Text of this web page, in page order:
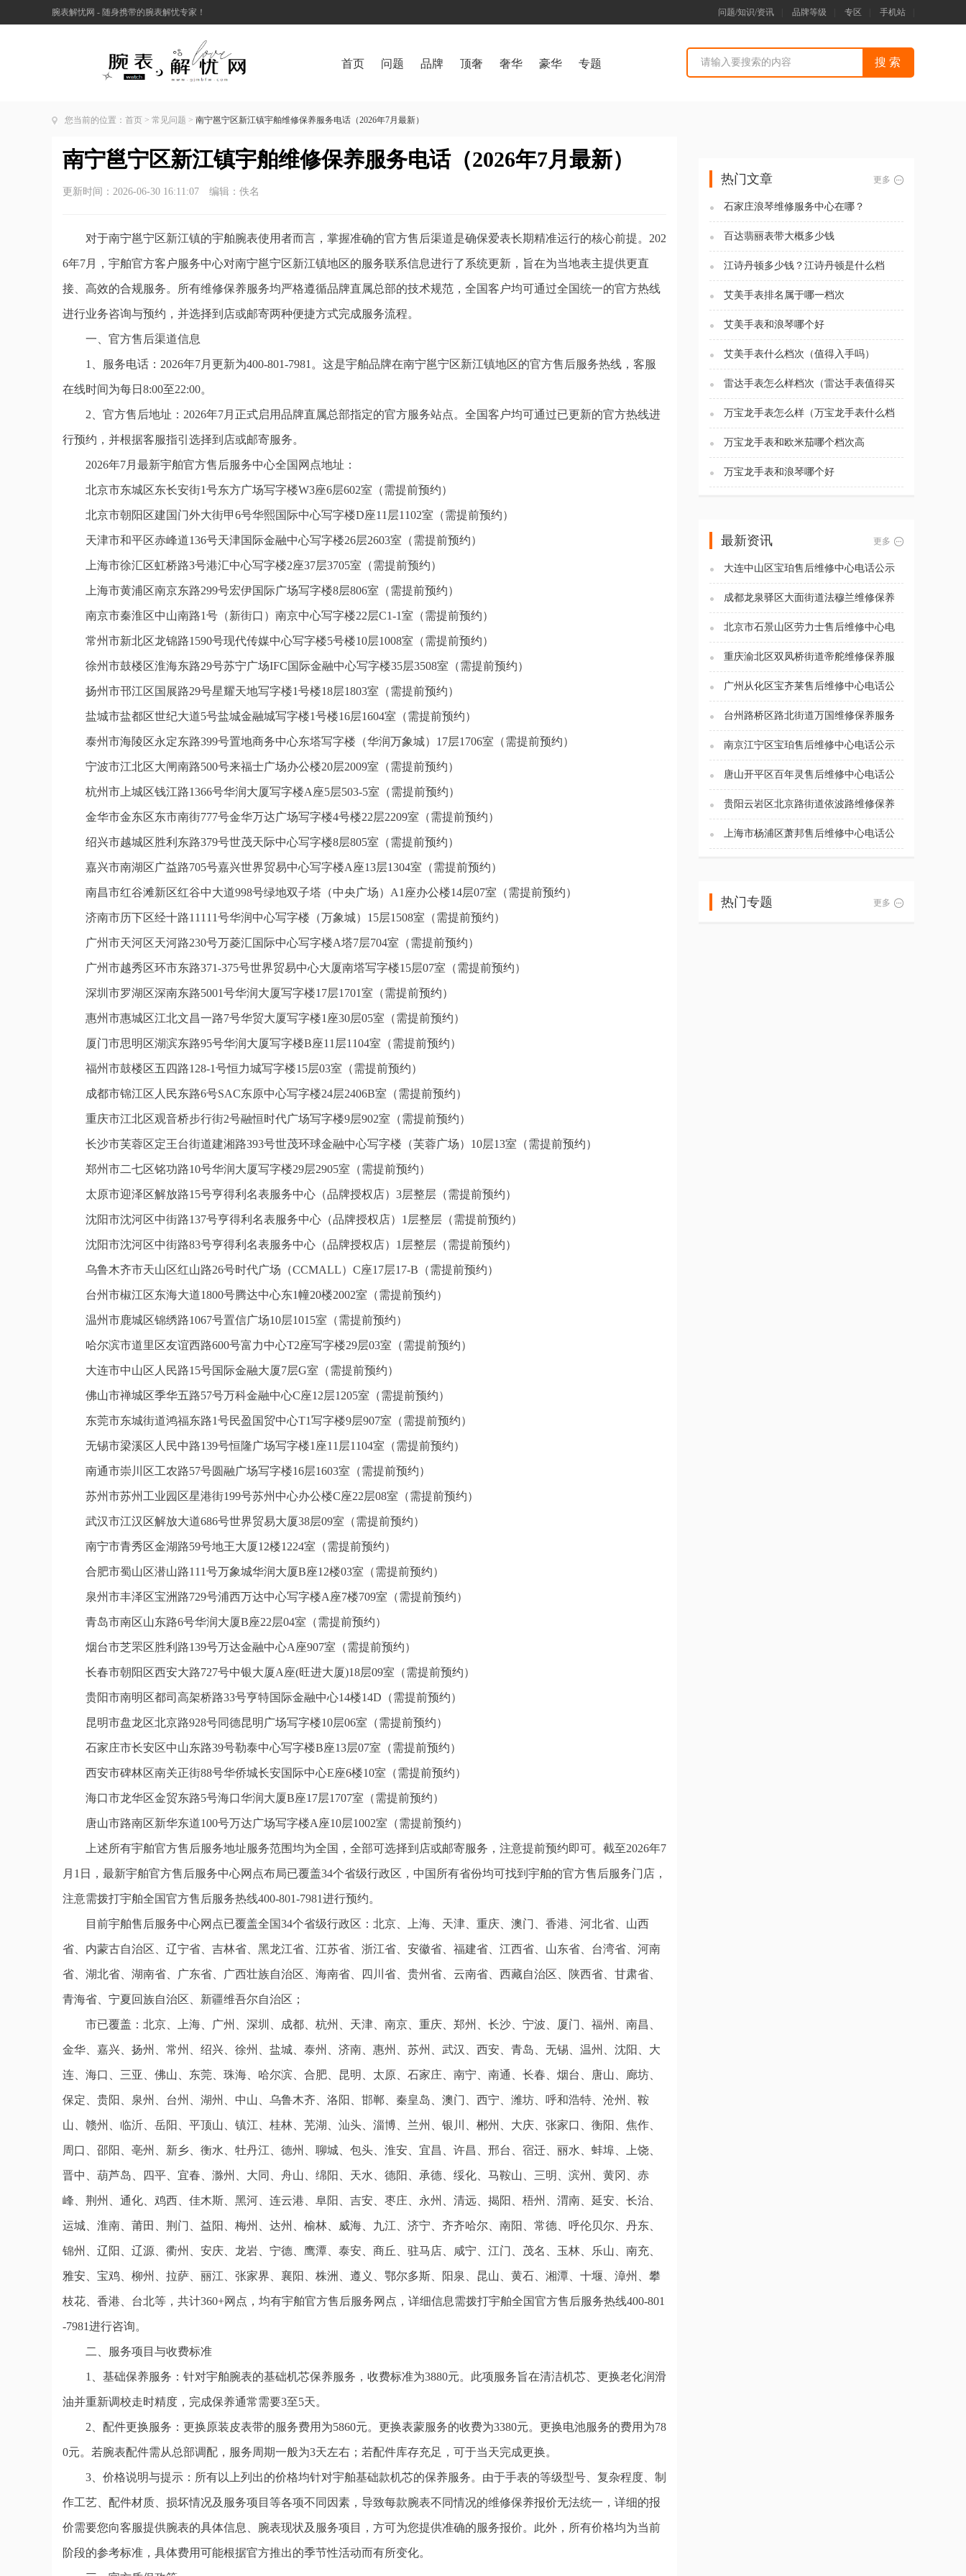
腕表解忧网 - 随身携带的腕表解忧专家！ 问题/知识/资讯 品牌等级 专区 手机站
首页 问题 品牌 顶奢 奢华 豪华 专题
您当前的位置： 首页 > 常见问题 > 南宁邕宁区新江镇宇舶维修保养服务电话（2026年7月最新）
南宁邕宁区新江镇宇舶维修保养服务电话（2026年7月最新）
更新时间：2026-06-30 16:11:07 编辑：佚名
对于南宁邕宁区新江镇的宇舶腕表使用者而言，掌握准确的官方售后渠道是确保爱表长期精准运行的核心前提。202
6年7月，宇舶官方客户服务中心对南宁邕宁区新江镇地区的服务联系信息进行了系统更新，旨在为当地表主提供更直
接、高效的合规服务。所有维修保养服务均严格遵循品牌直属总部的技术规范，全国客户均可通过全国统一的官方热线
进行业务咨询与预约，并选择到店或邮寄两种便捷方式完成服务流程。
一、官方售后渠道信息
1、服务电话：2026年7月更新为400-801-7981。这是宇舶品牌在南宁邕宁区新江镇地区的官方售后服务热线，客服
在线时间为每日8:00至22:00。
2、官方售后地址：2026年7月正式启用品牌直属总部指定的官方服务站点。全国客户均可通过已更新的官方热线进
行预约，并根据客服指引选择到店或邮寄服务。
2026年7月最新宇舶官方售后服务中心全国网点地址：
北京市东城区东长安街1号东方广场写字楼W3座6层602室（需提前预约）
北京市朝阳区建国门外大街甲6号华熙国际中心写字楼D座11层1102室（需提前预约）
天津市和平区赤峰道136号天津国际金融中心写字楼26层2603室（需提前预约）
上海市徐汇区虹桥路3号港汇中心写字楼2座37层3705室（需提前预约）
上海市黄浦区南京东路299号宏伊国际广场写字楼8层806室（需提前预约）
南京市秦淮区中山南路1号（新街口）南京中心写字楼22层C1-1室（需提前预约）
常州市新北区龙锦路1590号现代传媒中心写字楼5号楼10层1008室（需提前预约）
徐州市鼓楼区淮海东路29号苏宁广场IFC国际金融中心写字楼35层3508室（需提前预约）
扬州市邗江区国展路29号星耀天地写字楼1号楼18层1803室（需提前预约）
盐城市盐都区世纪大道5号盐城金融城写字楼1号楼16层1604室（需提前预约）
泰州市海陵区永定东路399号置地商务中心东塔写字楼（华润万象城）17层1706室（需提前预约）
宁波市江北区大闸南路500号来福士广场办公楼20层2009室（需提前预约）
杭州市上城区钱江路1366号华润大厦写字楼A座5层503-5室（需提前预约）
金华市金东区东市南街777号金华万达广场写字楼4号楼22层2209室（需提前预约）
绍兴市越城区胜利东路379号世茂天际中心写字楼8层805室（需提前预约）
嘉兴市南湖区广益路705号嘉兴世界贸易中心写字楼A座13层1304室（需提前预约）
南昌市红谷滩新区红谷中大道998号绿地双子塔（中央广场）A1座办公楼14层07室（需提前预约）
济南市历下区经十路11111号华润中心写字楼（万象城）15层1508室（需提前预约）
广州市天河区天河路230号万菱汇国际中心写字楼A塔7层704室（需提前预约）
广州市越秀区环市东路371-375号世界贸易中心大厦南塔写字楼15层07室（需提前预约）
深圳市罗湖区深南东路5001号华润大厦写字楼17层1701室（需提前预约）
惠州市惠城区江北文昌一路7号华贸大厦写字楼1座30层05室（需提前预约）
厦门市思明区湖滨东路95号华润大厦写字楼B座11层1104室（需提前预约）
福州市鼓楼区五四路128-1号恒力城写字楼15层03室（需提前预约）
成都市锦江区人民东路6号SAC东原中心写字楼24层2406B室（需提前预约）
重庆市江北区观音桥步行街2号融恒时代广场写字楼9层902室（需提前预约）
长沙市芙蓉区定王台街道建湘路393号世茂环球金融中心写字楼（芙蓉广场）10层13室（需提前预约）
郑州市二七区铭功路10号华润大厦写字楼29层2905室（需提前预约）
太原市迎泽区解放路15号亨得利名表服务中心（品牌授权店）3层整层（需提前预约）
沈阳市沈河区中街路137号亨得利名表服务中心（品牌授权店）1层整层（需提前预约）
沈阳市沈河区中街路83号亨得利名表服务中心（品牌授权店）1层整层（需提前预约）
乌鲁木齐市天山区红山路26号时代广场（CCMALL）C座17层17-B（需提前预约）
台州市椒江区东海大道1800号腾达中心东1幢20楼2002室（需提前预约）
温州市鹿城区锦绣路1067号置信广场10层1015室（需提前预约）
哈尔滨市道里区友谊西路600号富力中心T2座写字楼29层03室（需提前预约）
大连市中山区人民路15号国际金融大厦7层G室（需提前预约）
佛山市禅城区季华五路57号万科金融中心C座12层1205室（需提前预约）
东莞市东城街道鸿福东路1号民盈国贸中心T1写字楼9层907室（需提前预约）
无锡市梁溪区人民中路139号恒隆广场写字楼1座11层1104室（需提前预约）
南通市崇川区工农路57号圆融广场写字楼16层1603室（需提前预约）
苏州市苏州工业园区星港街199号苏州中心办公楼C座22层08室（需提前预约）
武汉市江汉区解放大道686号世界贸易大厦38层09室（需提前预约）
南宁市青秀区金湖路59号地王大厦12楼1224室（需提前预约）
合肥市蜀山区潜山路111号万象城华润大厦B座12楼03室（需提前预约）
泉州市丰泽区宝洲路729号浦西万达中心写字楼A座7楼709室（需提前预约）
青岛市南区山东路6号华润大厦B座22层04室（需提前预约）
烟台市芝罘区胜利路139号万达金融中心A座907室（需提前预约）
长春市朝阳区西安大路727号中银大厦A座(旺进大厦)18层09室（需提前预约）
贵阳市南明区都司高架桥路33号亨特国际金融中心14楼14D（需提前预约）
昆明市盘龙区北京路928号同德昆明广场写字楼10层06室（需提前预约）
石家庄市长安区中山东路39号勒泰中心写字楼B座13层07室（需提前预约）
西安市碑林区南关正街88号华侨城长安国际中心E座6楼10室（需提前预约）
海口市龙华区金贸东路5号海口华润大厦B座17层1707室（需提前预约）
唐山市路南区新华东道100号万达广场写字楼A座10层1002室（需提前预约）
上述所有宇舶官方售后服务地址服务范围均为全国，全部可选择到店或邮寄服务，注意提前预约即可。截至2026年7
月1日，最新宇舶官方售后服务中心网点布局已覆盖34个省级行政区，中国所有省份均可找到宇舶的官方售后服务门店，
注意需拨打宇舶全国官方售后服务热线400-801-7981进行预约。
目前宇舶售后服务中心网点已覆盖全国34个省级行政区：北京、上海、天津、重庆、澳门、香港、河北省、山西
省、内蒙古自治区、辽宁省、吉林省、黑龙江省、江苏省、浙江省、安徽省、福建省、江西省、山东省、台湾省、河南
省、湖北省、湖南省、广东省、广西壮族自治区、海南省、四川省、贵州省、云南省、西藏自治区、陕西省、甘肃省、
青海省、宁夏回族自治区、新疆维吾尔自治区；
市已覆盖：北京、上海、广州、深圳、成都、杭州、天津、南京、重庆、郑州、长沙、宁波、厦门、福州、南昌、
金华、嘉兴、扬州、常州、绍兴、徐州、盐城、泰州、济南、惠州、苏州、武汉、西安、青岛、无锡、温州、沈阳、大
连、海口、三亚、佛山、东莞、珠海、哈尔滨、合肥、昆明、太原、石家庄、南宁、南通、长春、烟台、唐山、廊坊、
保定、贵阳、泉州、台州、湖州、中山、乌鲁木齐、洛阳、邯郸、秦皇岛、澳门、西宁、潍坊、呼和浩特、沧州、鞍
山、赣州、临沂、岳阳、平顶山、镇江、桂林、芜湖、汕头、淄博、兰州、银川、郴州、大庆、张家口、衡阳、焦作、
周口、邵阳、亳州、新乡、衡水、牡丹江、德州、聊城、包头、淮安、宜昌、许昌、邢台、宿迁、丽水、蚌埠、上饶、
晋中、葫芦岛、四平、宜春、滁州、大同、舟山、绵阳、天水、德阳、承德、绥化、马鞍山、三明、滨州、黄冈、赤
峰、荆州、通化、鸡西、佳木斯、黑河、连云港、阜阳、吉安、枣庄、永州、清远、揭阳、梧州、渭南、延安、长治、
运城、淮南、莆田、荆门、益阳、梅州、达州、榆林、威海、九江、济宁、齐齐哈尔、南阳、常德、呼伦贝尔、丹东、
锦州、辽阳、辽源、衢州、安庆、龙岩、宁德、鹰潭、泰安、商丘、驻马店、咸宁、江门、茂名、玉林、乐山、南充、
雅安、宝鸡、柳州、拉萨、丽江、张家界、襄阳、株洲、遵义、鄂尔多斯、阳泉、昆山、黄石、湘潭、十堰、漳州、攀
枝花、香港、台北等，共计360+网点，均有宇舶官方售后服务网点，详细信息需拨打宇舶全国官方售后服务热线400-801
-7981进行咨询。
二、服务项目与收费标准
1、基础保养服务：针对宇舶腕表的基础机芯保养服务，收费标准为3880元。此项服务旨在清洁机芯、更换老化润滑
油并重新调校走时精度，完成保养通常需要3至5天。
2、配件更换服务：更换原装皮表带的服务费用为5860元。更换表蒙服务的收费为3380元。更换电池服务的费用为78
0元。若腕表配件需从总部调配，服务周期一般为3天左右；若配件库存充足，可于当天完成更换。
3、价格说明与提示：所有以上列出的价格均针对宇舶基础款机芯的保养服务。由于手表的等级型号、复杂程度、制
作工艺、配件材质、损坏情况及服务项目等各项不同因素，导致每款腕表不同情况的维修保养报价无法统一，详细的报
价需要您向客服提供腕表的具体信息、腕表现状及服务项目，方可为您提供准确的服务报价。此外，所有价格均为当前
阶段的参考标准，具体费用可能根据官方推出的季节性活动而有所变化。
热门文章 更多
石家庄浪琴维修服务中心在哪？
百达翡丽表带大概多少钱
江诗丹顿多少钱？江诗丹顿是什么档
次？
艾美手表排名属于哪一档次
艾美手表和浪琴哪个好
艾美手表什么档次（值得入手吗）
雷达手表怎么样档次（雷达手表值得买
吗)
万宝龙手表怎么样（万宝龙手表什么档
次）
万宝龙手表和欧米茄哪个档次高
万宝龙手表和浪琴哪个好
最新资讯 更多
大连中山区宝珀售后维修中心电话公示
（2026年7月最新）
成都龙泉驿区大面街道法穆兰维修保养
服务电话（2026年7月最新）
北京市石景山区劳力士售后维修中心电
话公示（2026年7月最新）
重庆渝北区双凤桥街道帝舵维修保养服
务电话（2026年7月最新）
广州从化区宝齐莱售后维修中心电话公
示（2026年7月最新）
台州路桥区路北街道万国维修保养服务
电话（2026年7月最新）
南京江宁区宝珀售后维修中心电话公示
（2026年7月最新）
唐山开平区百年灵售后维修中心电话公
示（2026年7月最新）
贵阳云岩区北京路街道依波路维修保养
服务电话（2026年7月最新）
上海市杨浦区萧邦售后维修中心电话公
示（2026年7月最新）
热门专题 更多